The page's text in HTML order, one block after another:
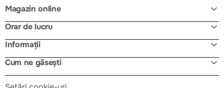
Magazin online
Orar de lucru
Informații
Cum ne găsești